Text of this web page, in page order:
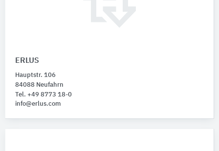
ERLUS
Hauptstr. 106
84088 Neufahrn
Tel. +49 8773 18-0
info@erlus.com